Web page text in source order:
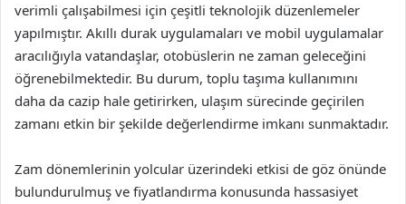
verimli çalışabilmesi için çeşitli teknolojik düzenlemeler
yapılmıştır. Akıllı durak uygulamaları ve mobil uygulamalar
aracılığıyla vatandaşlar, otobüslerin ne zaman geleceğini
öğrenebilmektedir. Bu durum, toplu taşıma kullanımını
daha da cazip hale getirirken, ulaşım sürecinde geçirilen
zamanı etkin bir şekilde değerlendirme imkanı sunmaktadır.
Zam dönemlerinin yolcular üzerindeki etkisi de göz önünde
bulundurulmuş ve fiyatlandırma konusunda hassasiyet